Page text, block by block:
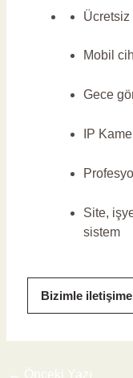
Ücretsiz
Mobil
Gece
IP
Site,
sistem
Bizimle
← Önceki Yazı